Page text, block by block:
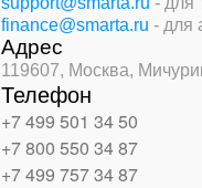
finance@smarta.ru - для
Адрес
119607, Москва,
Телефон
+7 499 501 34 50
+7 800 550 34 87
+7 499 757 34 87